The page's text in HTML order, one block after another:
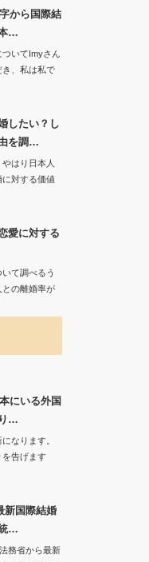
から国際結
…
いてImyさん
き、私は私で
したい？し
を調…
はり日本人
に対する価値
愛に対する
て調べるう
との離婚率が
にいる外国
…
なります。
告げます
新国際結婚
…
務省から最新